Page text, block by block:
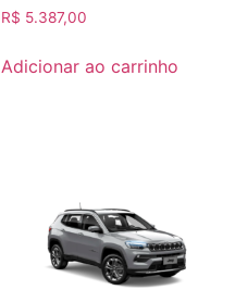
R$ 5.387,00
Adicionar ao carrinho